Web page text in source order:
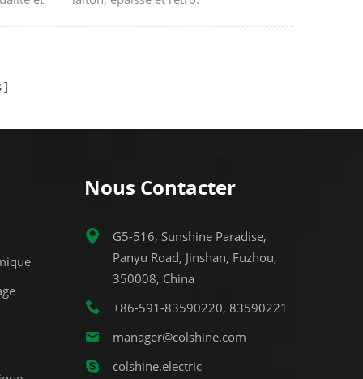
Nous Contacter
G5-516, Sunshine Paradise,
Panyu Road, Jinshan, Fuzhou,
350008, China
+86-591-83590220, 83590221
manager@colshine.com
colshine.electric